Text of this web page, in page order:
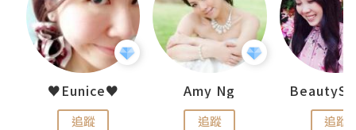
♥Eunice♥
追蹤
Amy Ng
追蹤 追蹤